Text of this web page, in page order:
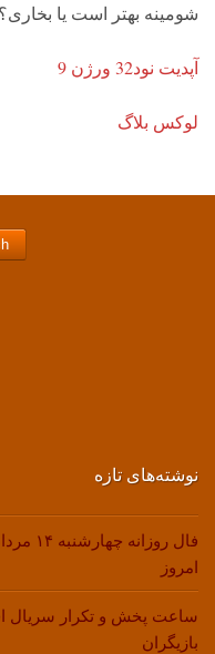
شومینه بهتر است یا بخاری؟
آپدیت نود32 ورژن 9
لوکس بلاگ
نوشته‌های تازه
امروز
ساعت پخش و تکرار سریال
بازیگران